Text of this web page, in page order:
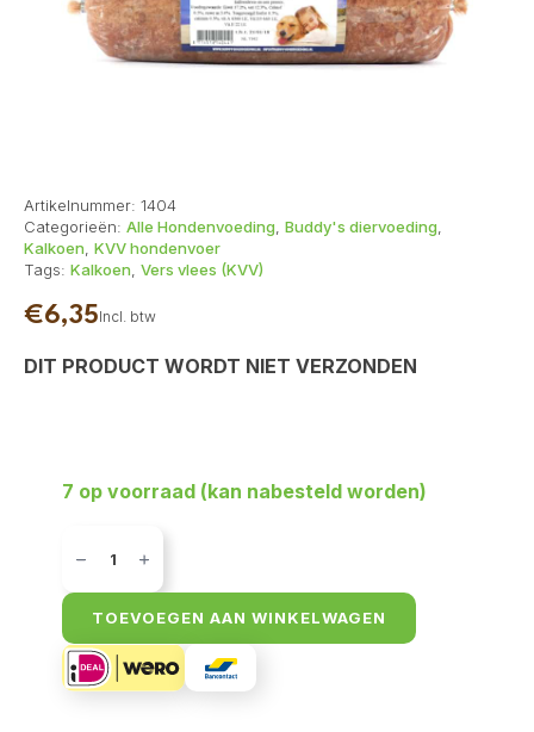
Artikelnummer: 1404
Categorieën: Alle Hondenvoeding, Buddy's diervoeding,
Kalkoen, KVV hondenvoer
Tags: Kalkoen, Vers vlees (KVV)
€6,35Incl. btw
DIT PRODUCT WORDT NIET VERZONDEN
7 op voorraad (kan nabesteld worden)
Kalkoen
compleet
1
kg
aantalTOEVOEGEN AAN WINKELWAGEN